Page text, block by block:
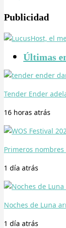
Publicidad
Últimas
Tender Ender
16 horas atrás
Primeros nombres
1 día atrás
Noches de Luna
1 día atrás